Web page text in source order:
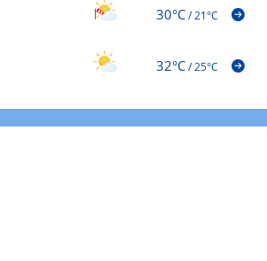
30°C/21°C
32°C/25°C